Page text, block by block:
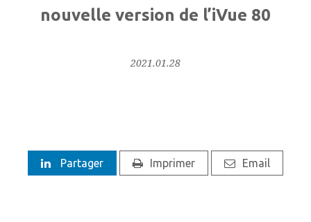
nouvelle version de l’iVue 80
2021.01.28
Partager Imprimer Email